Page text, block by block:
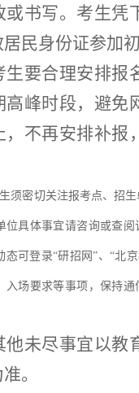
或书写。考生凭
民身份证参加初
生要合理安排报
高峰时段，避免
，不再安排补报
须密切关注报考点、招生
位具体事宜请咨询或查阅
态可登录“研招网”、“北
入场要求等事项，保持
他未尽事宜以教
。